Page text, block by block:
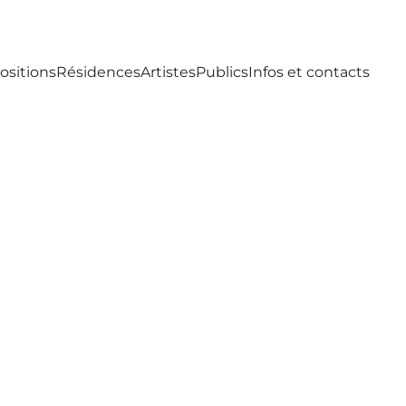
RésidencesArtistesPublicsInfos et contacts